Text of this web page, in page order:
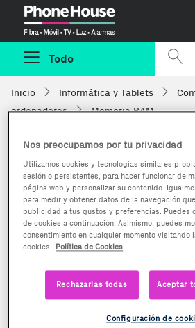
Todo
Inicio Informática y Tablets
ordenadores
Memoria RAM
Nos preocupamos por tu privacidad
Utilizamos cookies y tecnologías similares
sesión o persistentes, para hacer funcionar de
página web y personalizar su contenido.
para medir y obtener datos de la navegación
publicidad a tus gustos y preferencias. Puedes
de cookies a continuación. Asimismo, puedes
consentimiento en cualquier momento visitando
cookies
Política de Cookies
Rechazarlas todas Aceptar
Configuración de